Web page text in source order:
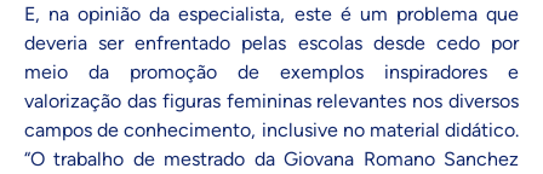
E, na opinião da especialista, este é um problema que
deveria ser enfrentado pelas escolas desde cedo por
meio da promoção de exemplos inspiradores e
valorização das figuras femininas relevantes nos diversos
campos de conhecimento, inclusive no material didático.
“O trabalho de mestrado da Giovana Romano Sanchez